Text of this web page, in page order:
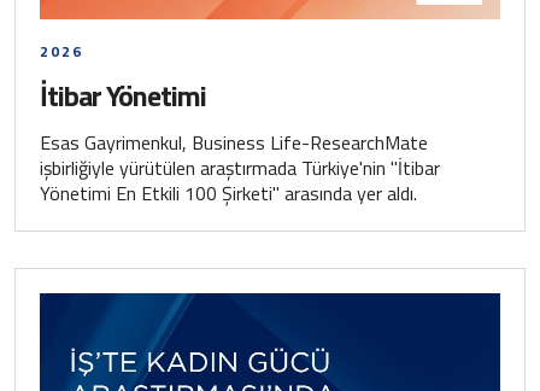
2026
İtibar Yönetimi
Esas Gayrimenkul, Business Life-ResearchMate
işbirliğiyle yürütülen araştırmada Türkiye'nin "İtibar
Yönetimi En Etkili 100 Şirketi" arasında yer aldı.